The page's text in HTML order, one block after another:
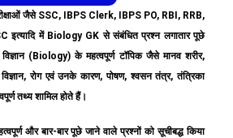
जैसे SSC, IBPS Clerk, IBPS PO, RBI, RRB,
इत्यादि में Biology GK से संबंधित प्रश्न लगातार पूछे
(Biology) के महत्वपूर्ण टॉपिक जैसे मानव शरीर,
रोग एवं उनके कारण, पोषण, श्वसन तंत्र, तंत्रिका
तथ्य शामिल होते हैं।
और बार-बार पूछे जाने वाले प्रश्नों को सूचीबद्ध किया